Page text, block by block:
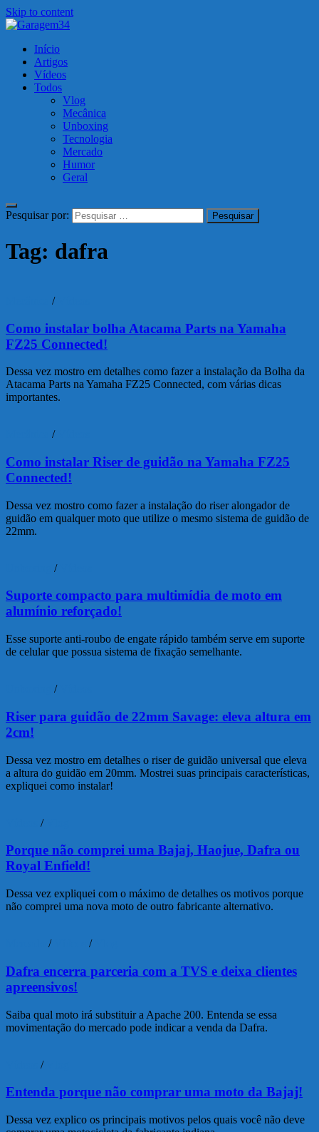
Skip to content
Garagem34
Motos, carros, tecnologia e muito mais!
Início
Artigos
Vídeos
Todos
Vlog
Mecânica
Unboxing
Tecnologia
Mercado
Humor
Geral
Pesquisar por:
Tag: dafra
/
Como instalar bolha Atacama Parts na Yamaha
FZ25 Connected!
Dessa vez mostro em detalhes como fazer a instalação da Bolha da
Atacama Parts na Yamaha FZ25 Connected, com várias dicas
importantes.
/
Como instalar Riser de guidão na Yamaha FZ25
Connected!
Dessa vez mostro como fazer a instalação do riser alongador de
guidão em qualquer moto que utilize o mesmo sistema de guidão de
22mm.
/
Suporte compacto para multimídia de moto em
alumínio reforçado!
Esse suporte anti-roubo de engate rápido também serve em suporte
de celular que possua sistema de fixação semelhante.
/
Riser para guidão de 22mm Savage: eleva altura em
2cm!
Dessa vez mostro em detalhes o riser de guidão universal que eleva
a altura do guidão em 20mm. Mostrei suas principais características,
expliquei como instalar!
/
Porque não comprei uma Bajaj, Haojue, Dafra ou
Royal Enfield!
Dessa vez expliquei com o máximo de detalhes os motivos porque
não comprei uma nova moto de outro fabricante alternativo.
/ /
Dafra encerra parceria com a TVS e deixa clientes
apreensivos!
Saiba qual moto irá substituir a Apache 200. Entenda se essa
movimentação do mercado pode indicar a venda da Dafra.
/
Entenda porque não comprar uma moto da Bajaj!
Dessa vez explico os principais motivos pelos quais você não deve